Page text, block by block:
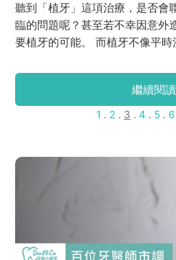
聽到「植牙」這項治療，是否會
臨的問題呢？甚至若不幸因意外
要植牙的可能。 而植牙不像平
底需要考量哪些條件呢？費用貴
後要怎麼保養呢？不用擔心，J
師－曾梓豪醫師，為有疑問的的
繼續閱讀
1 . 2 . 3 . 4 . 5 . 6